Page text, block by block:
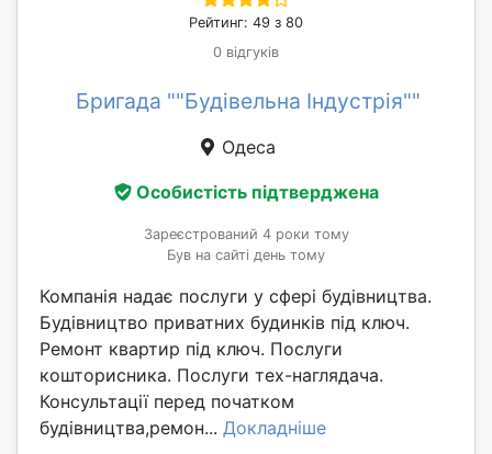
Рейтинг: 49 з 80
0 відгуків
Бригада ""Будівельна Індустрія""
Одеса
Особистість підтверджена
Зареєстрований 4 роки тому
Був на сайті день тому
Компанія надає послуги у сфері будівництва.
Будівництво приватних будинків під ключ.
Ремонт квартир під ключ. Послуги
кошторисника. Послуги тех-наглядача.
Консультації перед початком
будівництва,ремон... Докладніше